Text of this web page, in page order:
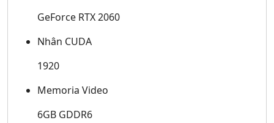
GeForce RTX 2060
Nhân CUDA
1920
Memoria Video
6GB GDDR6